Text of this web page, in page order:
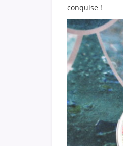
conquise !